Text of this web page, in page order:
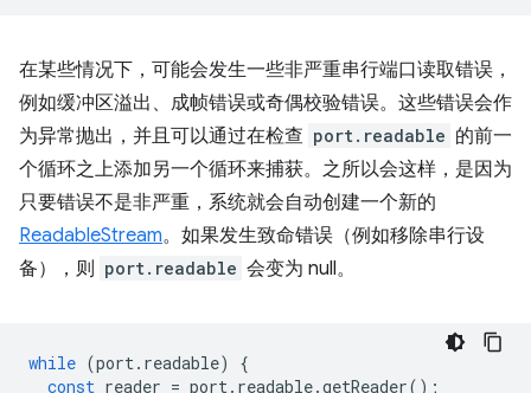
在某些情况下，可能会发生一些非严重串行端口读取错误，
例如缓冲区溢出、成帧错误或奇偶校验错误。这些错误会作
为异常抛出，并且可以通过在检查 port.readable 的前一
个循环之上添加另一个循环来捕获。之所以会这样，是因为
只要错误不是非严重，系统就会自动创建一个新的
ReadableStream。如果发生致命错误（例如移除串行设
备），则 port.readable 会变为 null。
while (port. readable)
{
const reader = port. readable.getReader();